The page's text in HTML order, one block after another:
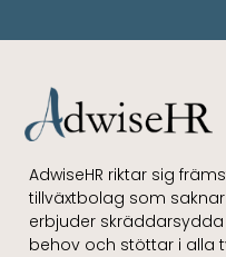
AdwiseHR riktar sig
tillväxtbolag som saknar
erbjuder
behov och stöttar i alla